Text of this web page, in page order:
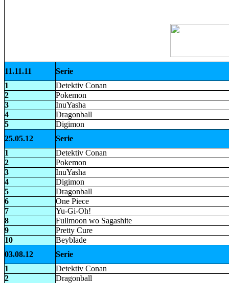
11.11.11
Serie
1
Detektiv Conan
2
Pokemon
3
InuYasha
4
Dragonball
5
Digimon
25.05.12
Serie
1
Detektiv Conan
2
Pokemon
3
InuYasha
4
Digimon
5
Dragonball
6
One Piece
7
Yu-Gi-Oh!
8
Fullmoon wo Sagashite
9
Pretty Cure
10
Beyblade
03.08.12
Serie
1
Detektiv Conan
2
Dragonball